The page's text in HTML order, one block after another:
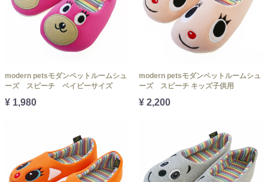
modern petsモダンペットルームシュ
ーズ スピーチ ベイビーサイズ
¥ 1,980
modern petsモダンペットルームシュ
ーズ スピーチ キッズ子供用
¥ 2,200